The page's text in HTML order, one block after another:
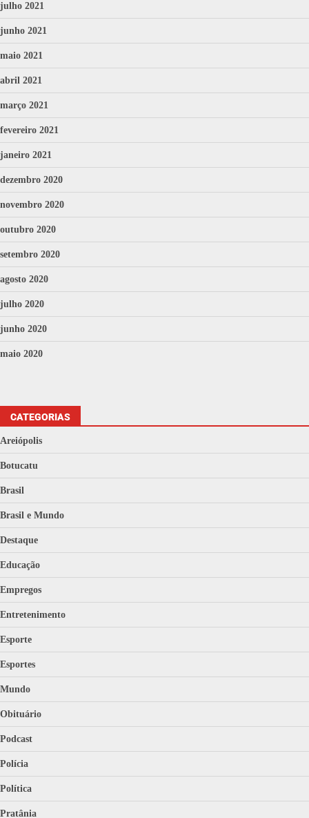
julho 2021
junho 2021
maio 2021
abril 2021
março 2021
fevereiro 2021
janeiro 2021
dezembro 2020
novembro 2020
outubro 2020
setembro 2020
agosto 2020
julho 2020
junho 2020
maio 2020
CATEGORIAS
Areiópolis
Botucatu
Brasil
Brasil e Mundo
Destaque
Educação
Empregos
Entretenimento
Esporte
Esportes
Mundo
Obituário
Podcast
Polícia
Política
Pratânia